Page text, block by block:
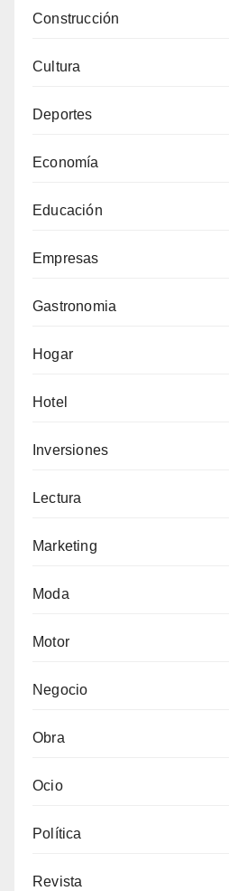
Construcción
Cultura
Deportes
Economía
Educación
Empresas
Gastronomia
Hogar
Hotel
Inversiones
Lectura
Marketing
Moda
Motor
Negocio
Obra
Ocio
Política
Revista